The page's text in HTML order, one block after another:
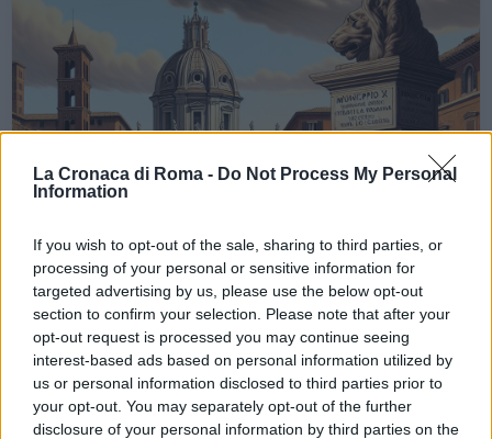
La Cronaca di Roma - Do Not Process My Personal
Information
If you wish to opt-out of the sale, sharing to third parties, or
processing of your personal or sensitive information for
targeted advertising by us, please use the below opt-out
section to confirm your selection. Please note that after your
opt-out request is processed you may continue seeing
interest-based ads based on personal information utilized by
us or personal information disclosed to third parties prior to
your opt-out. You may separately opt-out of the further
disclosure of your personal information by third parties on the